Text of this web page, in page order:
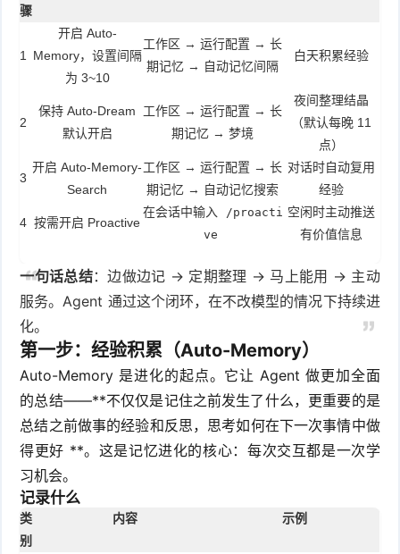
骤
1
开启 Auto-
Memory，设置间隔
为 3~10
工作区 → 运行配置 → 长
期记忆 → 自动记忆间隔
白天积累经验
2
保持 Auto-Dream
默认开启
工作区 → 运行配置 → 长
期记忆 → 梦境
夜间整理结晶
（默认每晚 11
点）
3
开启 Auto-Memory-
Search
工作区 → 运行配置 → 长
期记忆 → 自动记忆搜索
对话时自动复用
经验
4 按需开启 Proactive
在会话中输入
/proacti
ve
空闲时主动推送
有价值信息
一句话总结：边做边记 → 定期整理 → 马上能用 → 主动
服务。Agent 通过这个闭环，在不改模型的情况下持续进
化。
第一步：经验积累（Auto-Memory）
Auto-Memory 是进化的起点。它让 Agent 做更加全面
的总结——**不仅仅是记住之前发生了什么，更重要的是
总结之前做事的经验和反思，思考如何在下一次事情中做
得更好 **。这是记忆进化的核心：每次交互都是一次学
习机会。
记录什么
类
别
内容 示例